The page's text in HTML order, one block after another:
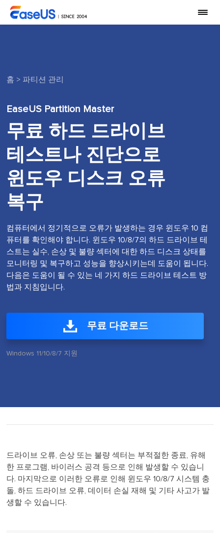
홈 > 파티션 관리
EaseUS Partition Master
무료 하드 드라이브
테스트나 진단으로
윈도우 디스크 오류
복구
컴퓨터에서 정기적으로 오류가 발생하는 경우 윈도우 10 컴
퓨터를 확인해야 합니다. 윈도우 10/8/7의 하드 드라이브 테
스트는 실수, 손상 및 불량 섹터에 대한 하드 디스크 상태를
모니터링 및 복구하고 성능을 향상시키는데 도움이 됩니다.
다음은 도움이 될 수 있는 네 가지 하드 드라이브 테스트 방
법과 지침입니다.
무료 다운로드
Windows 11/10/8/7 지원
드라이브 오류, 손상 또는 불량 섹터는 부적절한 종료, 유해
한 프로그램, 바이러스 공격 등으로 인해 발생할 수 있습니
다. 마지막으로 이러한 오류로 인해 윈도우 10/8/7 시스템 충
돌, 하드 드라이브 오류, 데이터 손실 재해 및 기타 사고가 발
생할 수 있습니다.